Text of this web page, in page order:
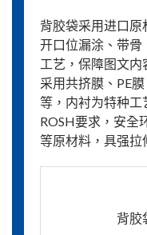
背胶袋采用进口原
开口位漏涂、带骨
工艺，保障图文内
采用共挤膜、PE
等，内衬为特种工
ROSH要求，安全
等原材料，具强拉
背胶